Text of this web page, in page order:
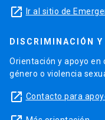
launch Ir al sitio de
DISCRIMINACIÓN
Orientación y apoyo en
género o violencia
launch Contacto para